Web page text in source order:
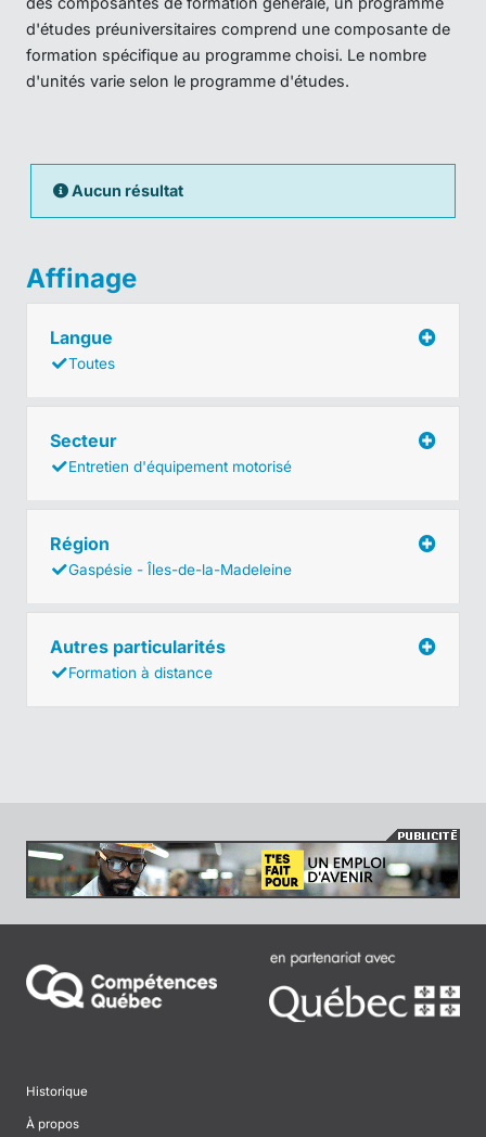
d'études préuniversitaires comprend une composante de
formation spécifique au programme choisi. Le nombre
d'unités varie selon le programme d'études.
Aucun résultat
Affinage
Langue
Toutes
Secteur
Entretien d'équipement motorisé
Région
Gaspésie - Îles-de-la-Madeleine
Autres particularités
Formation à distance
Historique
À propos